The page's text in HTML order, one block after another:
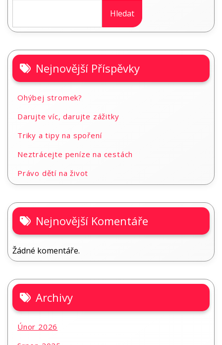
Hledat
Nejnovější Příspěvky
Ohýbej stromek?
Darujte víc, darujte zážitky
Triky a tipy na spoření
Neztrácejte peníze na cestách
Právo dětí na život
Nejnovější Komentáře
Žádné komentáře.
Archivy
Únor 2026